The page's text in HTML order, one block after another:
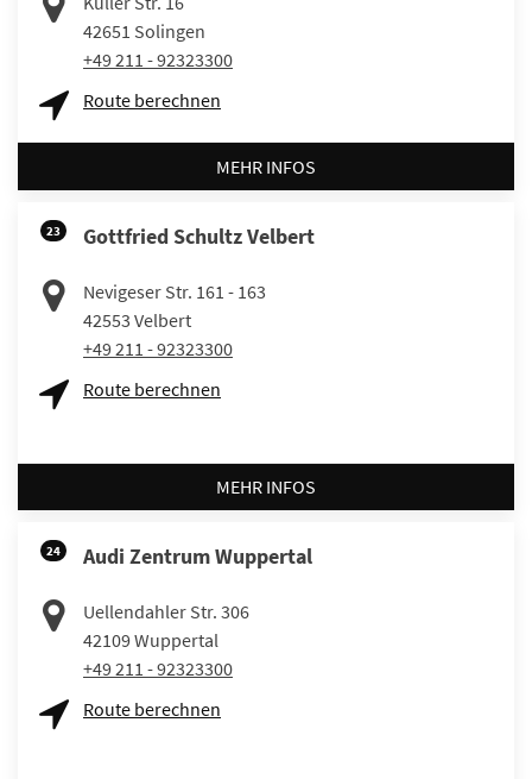
42651 Solingen
+49 211 - 92323300
Route berechnen
MEHR INFOS
23 Gottfried Schultz Velbert
Nevigeser Str. 161 - 163
42553 Velbert
+49 211 - 92323300
Route berechnen
MEHR INFOS
24 Audi Zentrum Wuppertal
Uellendahler Str. 306
42109Wuppertal
+49 211 - 92323300
Route berechnen